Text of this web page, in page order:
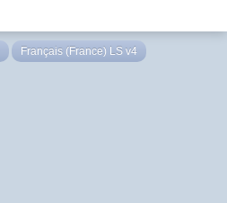
Français (France) LS v4